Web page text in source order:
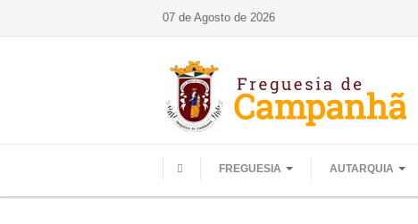
07 de Agosto de 2026
FREGUESIA AUTARQUIA